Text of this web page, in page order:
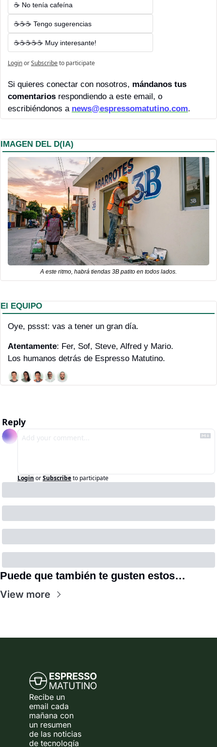
☕ No tenía cafeína
☕☕☕ Tengo sugerencias
☕☕☕☕☕ Muy interesante!
LoginorSubscribeto participate
Si quieres conectar con nosotros, mándanos tus
comentarios respondiendo a este email, o
escribiéndonos a news@espressomatutino.com.
IMAGEN DEL D(IA)
A este ritmo, habrá tiendas 3B patito en todos lados.
El EQUIPO
Oye, pssst: vas a tener un gran día.
Atentamente: Fer, Sof, Steve, Alfred y Mario.
Los humanos detrás de Espresso Matutino.
Reply
Login orSubscribeto participate
Puede que también te gusten estos…
View more
Recibe un
email cada
mañana con
un resumen
de las noticias
de tecnología